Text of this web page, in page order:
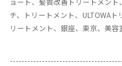
チ、トリートメント、ULTOWA
リートメント、銀座、東京、美容